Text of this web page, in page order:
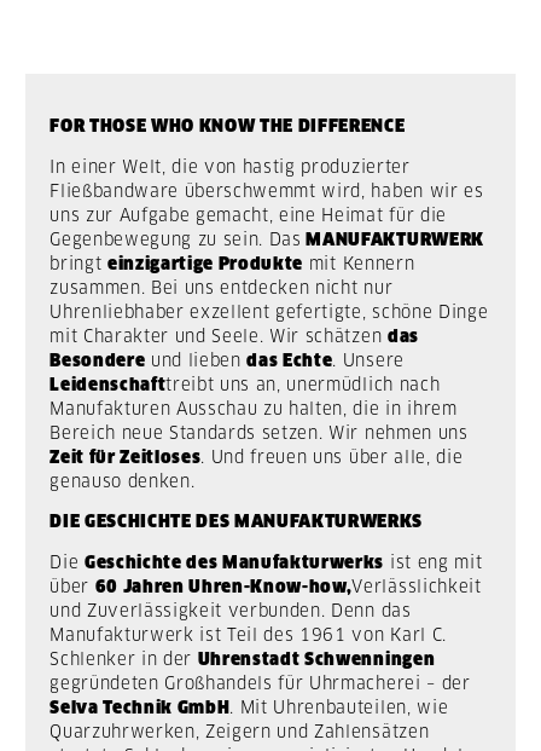
FOR THOSE WHO KNOW THE DIFFERENCE
In einer Welt, die von hastig produzierter
Fließbandware überschwemmt wird, haben wir es
uns zur Aufgabe gemacht, eine Heimat für die
Gegenbewegung zu sein. Das MANUFAKTURWERK
bringt einzigartige Produkte mit Kennern
zusammen. Bei uns entdecken nicht nur
Uhrenliebhaber exzellent gefertigte, schöne Dinge
mit Charakter und Seele. Wir schätzen das
Besondere und liebendas Echte. Unsere
Leidenschafttreibt uns an, unermüdlich nach
Manufakturen Ausschau zu halten, die in ihrem
Bereich neue Standards setzen. Wir nehmen uns
Zeit für Zeitloses. Und freuen uns über alle, die
genauso denken.
DIE GESCHICHTE DES MANUFAKTURWERKS
Die Geschichte des Manufakturwerks ist eng mit
über 60 Jahren Uhren-Know-how,Verlässlichkeit
und Zuverlässigkeit verbunden. Denn das
Manufakturwerk ist Teil des 1961 von Karl C.
Schlenker in der Uhrenstadt Schwenningen
gegründeten Großhandels für Uhrmacherei – der
Selva Technik GmbH . Mit Uhrenbauteilen, wie
Quarzuhrwerken, Zeigern und Zahlensätzen